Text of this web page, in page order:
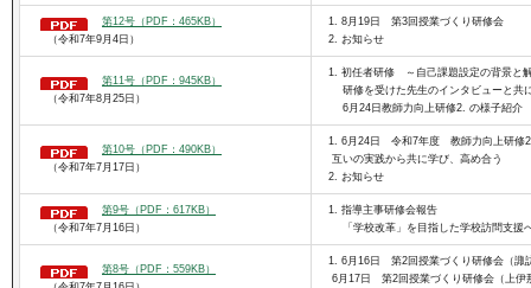
第12号（PDF：465KB）
（令和7年9月4日）
1. 8月19日 第3回授業づくり研修会
2. お知らせ
第11号（PDF：945KB）
（令和7年8月25日）
1. 初任者研修 ～自己課題設定の背景と
研修を受けた先生のインタビューと共
6月24日教師力向上研修2. の様子紹介
第10号（PDF：490KB）
（令和7年7月17日）
1. 6月24日 令和7年度 教師力向上研修
互いの実践から共に学び、高め合う
2. お知らせ
第9号（PDF：617KB）
（令和7年7月16日）
1. 指導主事研修会報告
「学校改革」を目指した学校訪問支援
第8号（PDF：559KB）
1. 6月16日 第2回授業づくり研修会（諏
6月17日 第2回授業づくり研修会（上伊